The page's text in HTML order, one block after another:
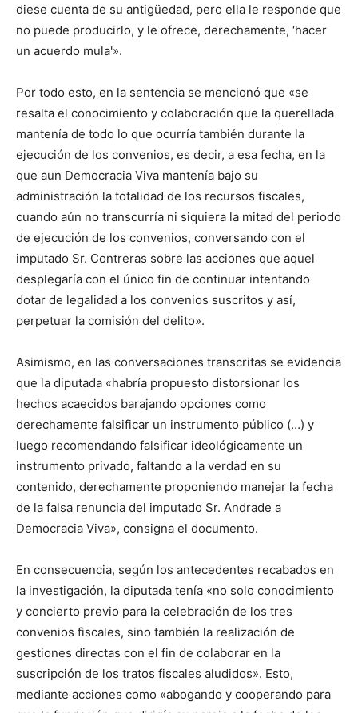
diese cuenta de su antigüedad, pero ella le responde que
no puede producirlo, y le ofrece, derechamente, ‘hacer
un acuerdo mula'».
Por todo esto, en la sentencia se mencionó que «se
resalta el conocimiento y colaboración que la querellada
mantenía de todo lo que ocurría también durante la
ejecución de los convenios, es decir, a esa fecha, en la
que aun Democracia Viva mantenía bajo su
administración la totalidad de los recursos fiscales,
cuando aún no transcurría ni siquiera la mitad del periodo
de ejecución de los convenios, conversando con el
imputado Sr. Contreras sobre las acciones que aquel
desplegaría con el único fin de continuar intentando
dotar de legalidad a los convenios suscritos y así,
perpetuar la comisión del delito».
Asimismo, en las conversaciones transcritas se evidencia
que la diputada «habría propuesto distorsionar los
hechos acaecidos barajando opciones como
derechamente falsificar un instrumento público (…) y
luego recomendando falsificar ideológicamente un
instrumento privado, faltando a la verdad en su
contenido, derechamente proponiendo manejar la fecha
de la falsa renuncia del imputado Sr. Andrade a
Democracia Viva», consigna el documento.
En consecuencia, según los antecedentes recabados en
la investigación, la diputada tenía «no solo conocimiento
y concierto previo para la celebración de los tres
convenios fiscales, sino también la realización de
gestiones directas con el fin de colaborar en la
suscripción de los tratos fiscales aludidos». Esto,
mediante acciones como «abogando y cooperando para